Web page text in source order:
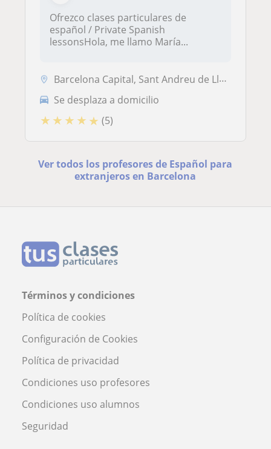
Ofrezco clases particulares de
español / Private Spanish
lessonsHola, me llamo María...
Barcelona Capital, Sant Andreu de Llavaneres
Se desplaza a domicilio
★ ★ ★ ★ ★ (5)
Ver todos los profesores de Español para
extranjeros en Barcelona
Términos y condiciones
Política de cookies
Configuración de Cookies
Política de privacidad
Condiciones uso profesores
Condiciones uso alumnos
Seguridad